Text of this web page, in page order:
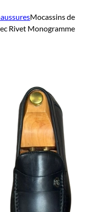
Mocassins de
Rivet Monogramme